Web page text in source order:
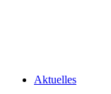
Aktuelles